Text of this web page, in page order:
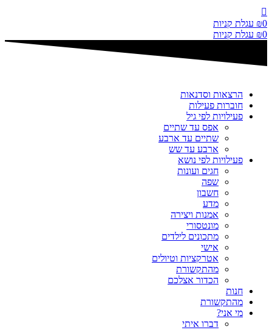
דלג
לתוכן
₪0
עגלת קניות
₪0 עגלת קניות
הרצאות וסדנאות
חוברות פעילות
פעילויות לפי גיל
אפס עד שתיים
שתיים עד ארבע
ארבע עד שש
פעילויות לפי נושא
חגים ועונות
שפה
חשבון
מדע
אמנות ויצירה
מונטסורי
מתכונים לילדים
אישי
אטרקציות וטיולים
מהתקשורת
הכדור אצלכם
חנות
מהתקשורת
מי אני?
דברו איתי